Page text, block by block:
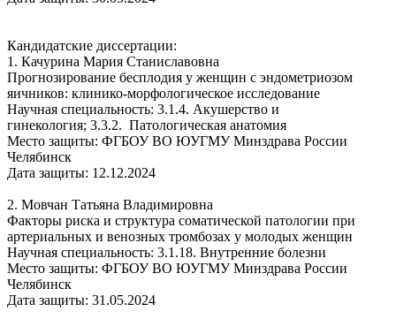
Кандидатские диссертации:
1. Качурина Мария Станиславовна
Прогнозирование бесплодия у женщин с эндометриозом
яичников: клинико-морфологическое исследование
Научная специальность: 3.1.4. Акушерство и
гинекология; 3.3.2. Патологическая анатомия
Место защиты: ФГБОУ ВО ЮУГМУ Минздрава России
Челябинск
Дата защиты: 12.12.2024
2. Мовчан Татьяна Владимировна
Факторы риска и структура соматической патологии при
артериальных и венозных тромбозах у молодых женщин
Научная специальность: 3.1.18. Внутренние болезни
Место защиты: ФГБОУ ВО ЮУГМУ Минздрава России
Челябинск
Дата защиты: 31.05.2024